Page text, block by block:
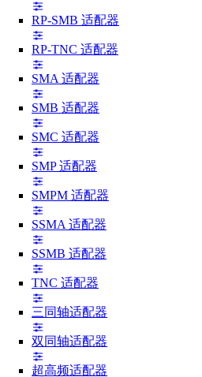
RP-SMB 适配器
RP-TNC 适配器
SMA 适配器
SMB 适配器
SMC 适配器
SMP 适配器
SMPM 适配器
SSMA 适配器
SSMB 适配器
TNC 适配器
三同轴适配器
双同轴适配器
超高频适配器